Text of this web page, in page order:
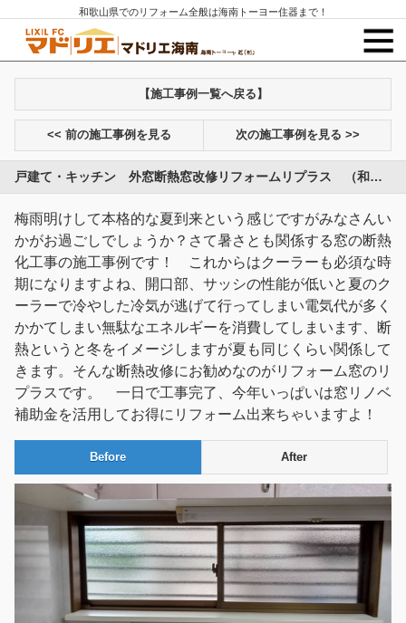
和歌山県でのリフォーム全般は海南トーヨー住器まで！
【施工事例一覧へ戻る】
<< 前の施工事例を見る 次の施工事例を見る >>
戸建て・キッチン 外窓断熱窓改修リフォームリプラス （和歌山市）
梅雨明けして本格的な夏到来という感じですがみなさんい
かがお過ごしでしょうか？さて暑さとも関係する窓の断熱
化工事の施工事例です！ これからはクーラーも必須な時
期になりますよね、開口部、サッシの性能が低いと夏のク
ーラーで冷やした冷気が逃げて行ってしまい電気代が多く
かかてしまい無駄なエネルギーを消費してしまいます、断
熱というと冬をイメージしますが夏も同じくらい関係して
きます。そんな断熱改修にお勧めなのがリフォーム窓のリ
プラスです。 一日で工事完了、今年いっぱいは窓リノベ
補助金を活用してお得にリフォーム出来ちゃいますよ！
Before After